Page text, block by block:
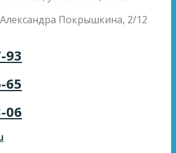
Александра Покрышкина, 2/12
93
65
06